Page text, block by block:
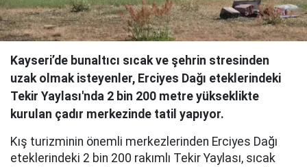
Kayseri’de bunaltıcı sıcak ve şehrin stresinden
uzak olmak isteyenler, Erciyes Dağı eteklerindeki
Tekir Yaylası'nda 2 bin 200 metre yükseklikte
kurulan çadır merkezinde tatil yapıyor.
Kış turizminin önemli merkezlerinden Erciyes Dağı
eteklerindeki 2 bin 200 rakımlı Tekir Yaylası, sıcak